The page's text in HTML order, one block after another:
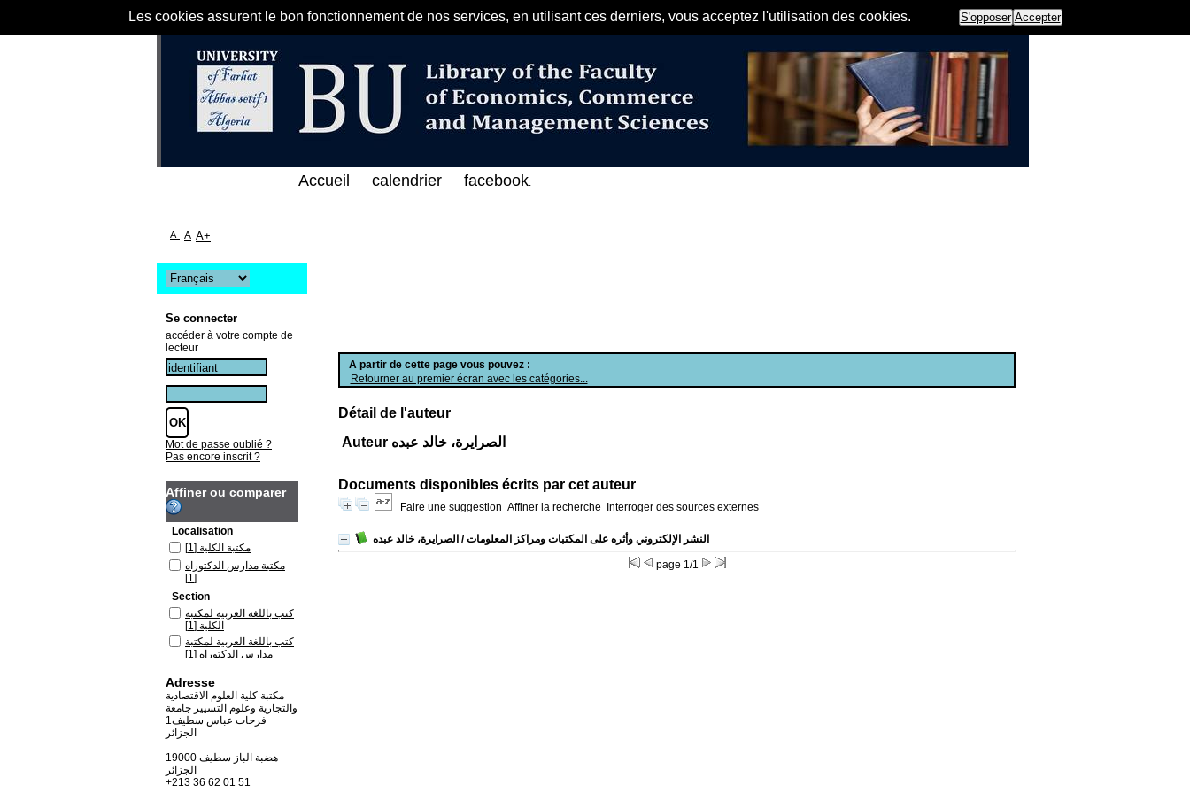
Les cookies assurent le bon fonctionnement de nos services, en utilisant ces derniers, vous acceptez l'utilisation des cookies. S'opposer Accepter
مرحبا بكم في الفهرس الإلكتروني على الخط المباشر لمكتبة كلية العلوم الاقتصادية و
A partir de cette page vous pouvez :
Retourner au premier écran avec les catégories...
Détail de l'auteur
Auteur الصرايرة، خالد عبده
Documents disponibles écrits par cet auteur
Faire une suggestion Affiner la recherche Interroger des sources externes
النشر الإلكتروني وأثره على المكتبات ومراكز المعلومات/ الصرايرة، خالد عبده
page 1/1
Accueil calendrier facebook.
A- A A+
Se connecter
accéder à votre compte de
lecteur
Mot de passe oublié ?
Pas encore inscrit ?
Affiner ou comparer
Localisation
مكتبة الكلية [1]
مكتبة مدارس الدكتوراه
[1]
Section
كتب باللغة العربية لمكتبة
الكلية [1]
كتب باللغة العربية لمكتبة
مدارس الدكتوراه [1]
Adresse
مكتبة كلية العلوم الاقتصادية
والتجارية وعلوم التسيير جامعة
فرحات عباس سطيف1
الجزائر
19000 هضبة الباز سطيف
+213 36 62 01 51